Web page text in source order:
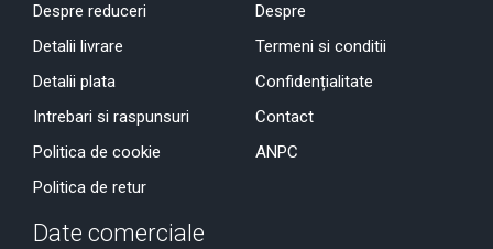
Despre reduceri
Detalii livrare
Detalii plata
Intrebari si raspunsuri
Politica de cookie
Politica de retur
Despre
Termeni si conditii
Confidențialitate
Contact
ANPC
Date comerciale